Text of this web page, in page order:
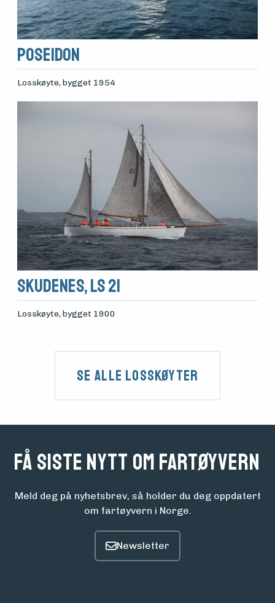
Poseidon
Losskøyte, bygget 1954
Skudenes, LS 21
Losskøyte, bygget 1900
Se alle Losskøyter
Få siste nytt om fartøyvern
Meld deg på nyhetsbrev, så holder du deg oppdatert
om fartøyvern i Norge.